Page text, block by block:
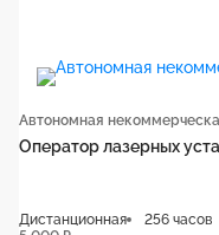
Оператор лазерных
Дистанционная
256 часов